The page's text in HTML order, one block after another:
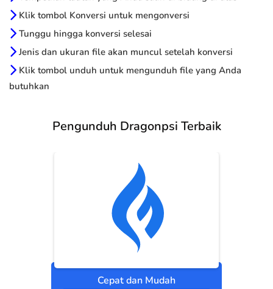
Klik tombol Konversi untuk mengonversi
Tunggu hingga konversi selesai
Jenis dan ukuran file akan muncul setelah konversi
Klik tombol unduh untuk mengunduh file yang Anda
butuhkan
Pengunduh Dragonpsi Terbaik
Cepat dan Mudah